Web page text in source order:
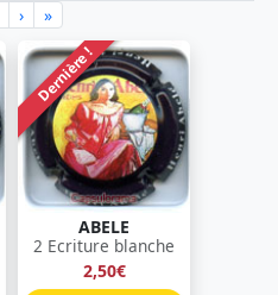
› »
Dernière !
ABELE
2 Ecriture blanche
2,50€